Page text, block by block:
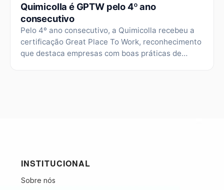
Quimicolla é GPTW pelo 4º ano
consecutivo
Pelo 4º ano consecutivo, a Quimicolla recebeu a
certificação Great Place To Work, reconhecimento
que destaca empresas com boas práticas de
INSTITUCIONAL
Sobre nós